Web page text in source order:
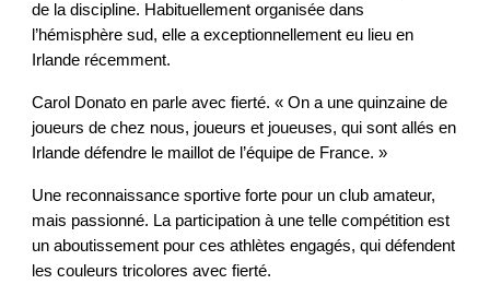
de la discipline. Habituellement organisée dans
l’hémisphère sud, elle a exceptionnellement eu lieu en
Irlande récemment.
Carol Donato en parle avec fierté. « On a une quinzaine de
joueurs de chez nous, joueurs et joueuses, qui sont allés en
Irlande défendre le maillot de l’équipe de France. »
Une reconnaissance sportive forte pour un club amateur,
mais passionné. La participation à une telle compétition est
un aboutissement pour ces athlètes engagés, qui défendent
les couleurs tricolores avec fierté.